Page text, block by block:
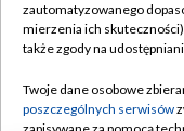
zautomatyzowanego
mierzenia ich
także zgody na
Twoje dane osobowe
poszczególnych serwisów